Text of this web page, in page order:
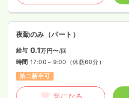
夜勤のみ（パート）
給与 0.1万円〜/回
時間 17:00～9:00 （休憩60分）
第二新卒可
気になる